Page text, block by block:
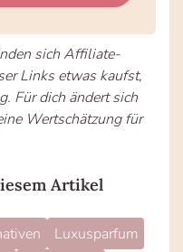
sich Affiliate-
Links etwas kaufst,
Für dich ändert sich
Wertschätzung für
Artikel
Luxusparfum